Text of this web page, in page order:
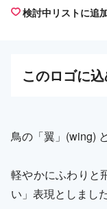
検討中リストに追
このロゴに
鳥の「翼」(wing)
軽やかにふわりと
い」表現としました